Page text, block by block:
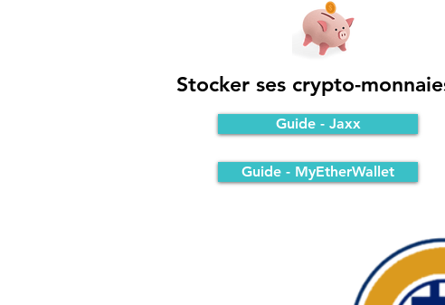
Stocker ses crypto-
Guide - Jaxx
Guide - MyEtherWallet